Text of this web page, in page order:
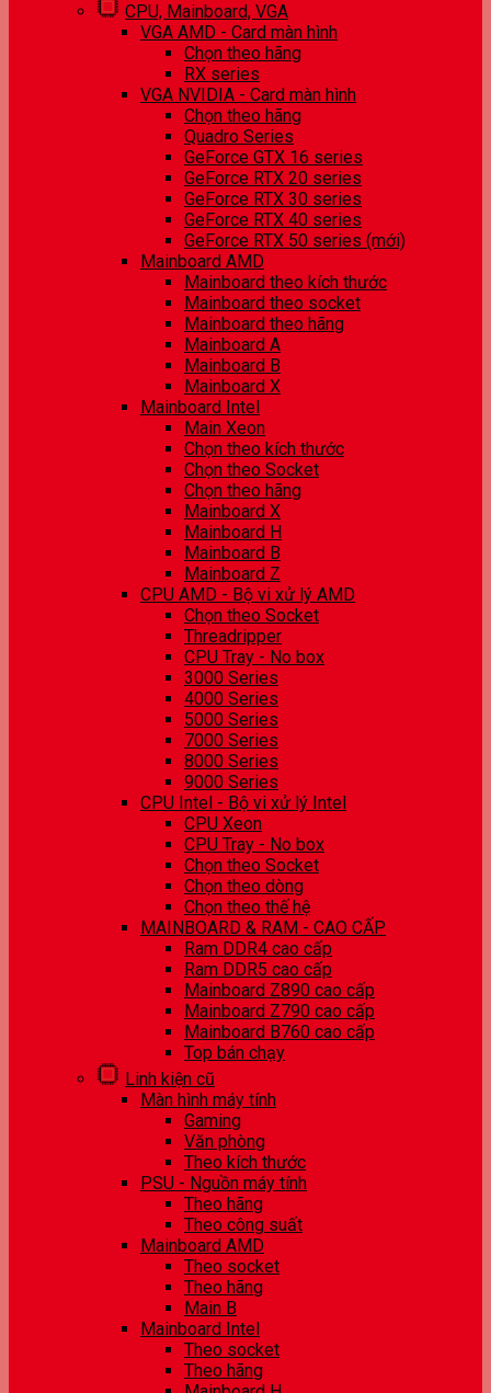
CPU, Mainboard, VGA
VGA AMD - Card màn hình
Chọn theo hãng
RX series
VGA NVIDIA - Card màn hình
Chọn theo hãng
Quadro Series
GeForce GTX 16 series
GeForce RTX 20 series
GeForce RTX 30 series
GeForce RTX 40 series
GeForce RTX 50 series (mới)
Mainboard AMD
Mainboard theo kích thước
Mainboard theo socket
Mainboard theo hãng
Mainboard A
Mainboard B
Mainboard X
Mainboard Intel
Main Xeon
Chọn theo kích thước
Chọn theo Socket
Chọn theo hãng
Mainboard X
Mainboard H
Mainboard B
Mainboard Z
CPU AMD - Bộ vi xử lý AMD
Chọn theo Socket
Threadripper
CPU Tray - No box
3000 Series
4000 Series
5000 Series
7000 Series
8000 Series
9000 Series
CPU Intel - Bộ vi xử lý Intel
CPU Xeon
CPU Tray - No box
Chọn theo Socket
Chọn theo dòng
Chọn theo thế hệ
MAINBOARD & RAM - CAO CẤP
Ram DDR4 cao cấp
Ram DDR5 cao cấp
Mainboard Z890 cao cấp
Mainboard Z790 cao cấp
Mainboard B760 cao cấp
Top bán chạy
Linh kiện cũ
Màn hình máy tính
Gaming
Văn phòng
Theo kích thước
PSU - Nguồn máy tính
Theo hãng
Theo công suất
Mainboard AMD
Theo socket
Theo hãng
Main B
Mainboard Intel
Theo socket
Theo hãng